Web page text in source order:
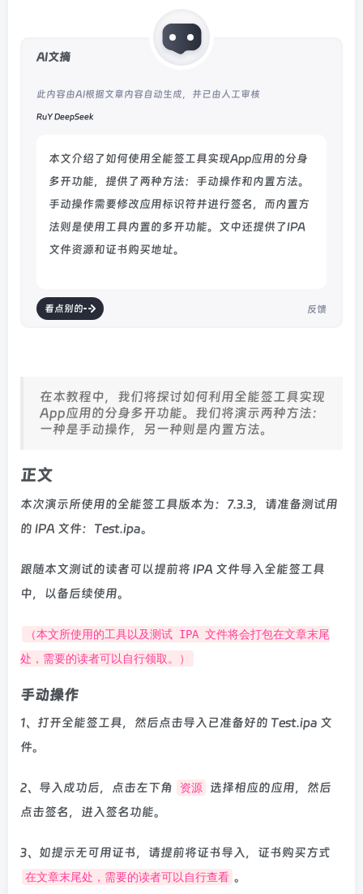
AI文摘
此内容由AI根据文章内容自动生成，并已由人工审核
RuY DeepSeek
本文介绍了如何使用全能签工具实现App应用的分身
多开功能，提供了两种方法：手动操作和内置方法。
手动操作需要修改应用标识符并进行签名，而内置方
法则是使用工具内置的多开功能。文中还提供了IPA
文件资源和证书购买地址。
看点别的 反馈
在本教程中，我们将探讨如何利用全能签工具实现
App应用的分身多开功能。我们将演示两种方法：
一种是手动操作，另一种则是内置方法。
正文
本次演示所使用的全能签工具版本为：7.3.3，请准备测试用
的 IPA 文件：Test.ipa。
跟随本文测试的读者可以提前将 IPA 文件导入全能签工具
中，以备后续使用。
（本文所使用的工具以及测试 IPA 文件将会打包在文章末尾
处，需要的读者可以自行领取。）
手动操作
1、打开全能签工具，然后点击导入已准备好的 Test.ipa 文
件。
2、导入成功后，点击左下角 资源
选择相应的应用，然后
点击签名，进入签名功能。
3、如提示无可用证书，请提前将证书导入，证书购买方式
在文章末尾处，需要的读者可以自行查看 。